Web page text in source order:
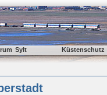
Sylt Küstenschutz